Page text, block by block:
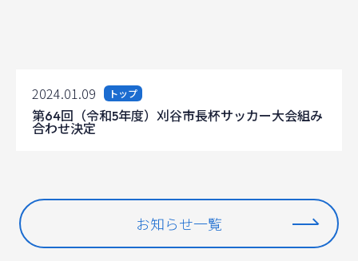
2024.01.09 トップ
第64回（令和5年度）刈谷市長杯サッカー大会組み
合わせ決定
お知らせ一覧